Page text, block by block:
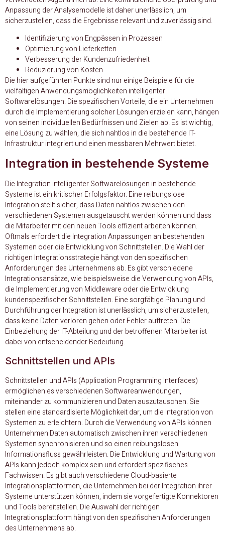
Anpassung der Analysemodelle ist daher unerlässlich, um
sicherzustellen, dass die Ergebnisse relevant und zuverlässig sind.
Identifizierung von Engpässen in Prozessen
Optimierung von Lieferketten
Verbesserung der Kundenzufriedenheit
Reduzierung von Kosten
Die hier aufgeführten Punkte sind nur einige Beispiele für die
vielfältigen Anwendungsmöglichkeiten intelligenter
Softwarelösungen. Die spezifischen Vorteile, die ein Unternehmen
durch die Implementierung solcher Lösungen erzielen kann, hängen
von seinen individuellen Bedürfnissen und Zielen ab. Es ist wichtig,
eine Lösung zu wählen, die sich nahtlos in die bestehende IT-
Infrastruktur integriert und einen messbaren Mehrwert bietet.
Integration in bestehende Systeme
Die Integration intelligenter Softwarelösungen in bestehende
Systeme ist ein kritischer Erfolgsfaktor. Eine reibungslose
Integration stellt sicher, dass Daten nahtlos zwischen den
verschiedenen Systemen ausgetauscht werden können und dass
die Mitarbeiter mit den neuen Tools effizient arbeiten können.
Oftmals erfordert die Integration Anpassungen an bestehenden
Systemen oder die Entwicklung von Schnittstellen. Die Wahl der
richtigen Integrationsstrategie hängt von den spezifischen
Anforderungen des Unternehmens ab. Es gibt verschiedene
Integrationsansätze, wie beispielsweise die Verwendung von APIs,
die Implementierung von Middleware oder die Entwicklung
kundenspezifischer Schnittstellen. Eine sorgfältige Planung und
Durchführung der Integration ist unerlässlich, um sicherzustellen,
dass keine Daten verloren gehen oder Fehler auftreten. Die
Einbeziehung der IT-Abteilung und der betroffenen Mitarbeiter ist
dabei von entscheidender Bedeutung.
Schnittstellen und APIs
Schnittstellen und APIs (Application Programming Interfaces)
ermöglichen es verschiedenen Softwareanwendungen,
miteinander zu kommunizieren und Daten auszutauschen. Sie
stellen eine standardisierte Möglichkeit dar, um die Integration von
Systemen zu erleichtern. Durch die Verwendung von APIs können
Unternehmen Daten automatisch zwischen ihren verschiedenen
Systemen synchronisieren und so einen reibungslosen
Informationsfluss gewährleisten. Die Entwicklung und Wartung von
APIs kann jedoch komplex sein und erfordert spezifisches
Fachwissen. Es gibt auch verschiedene Cloud-basierte
Integrationsplattformen, die Unternehmen bei der Integration ihrer
Systeme unterstützen können, indem sie vorgefertigte Konnektoren
und Tools bereitstellen. Die Auswahl der richtigen
Integrationsplattform hängt von den spezifischen Anforderungen
des Unternehmens ab.